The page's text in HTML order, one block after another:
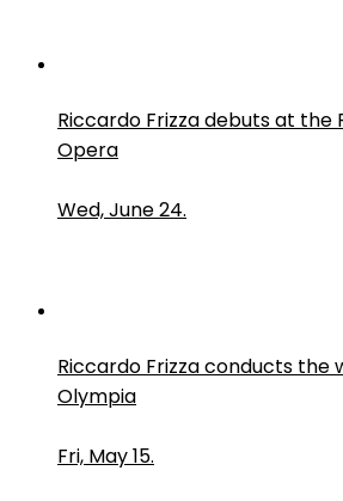
Riccardo Frizza debuts at the
Opera
Wed, June 24.
Riccardo Frizza conducts the
Olympia
Fri, May 15.